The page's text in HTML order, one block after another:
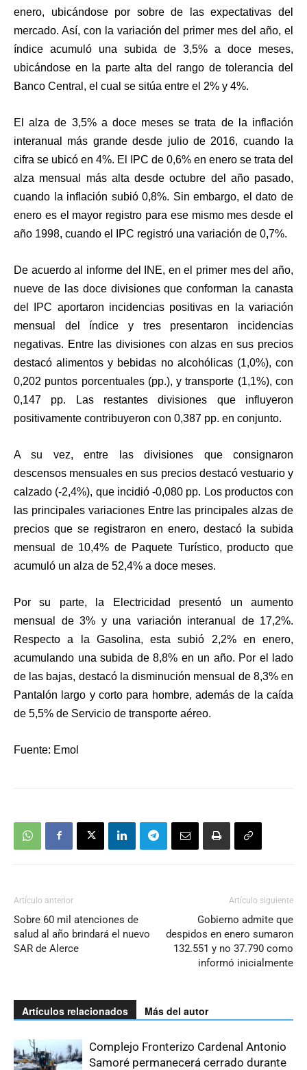
enero, ubicándose por sobre de las expectativas del
mercado. Así, con la variación del primer mes del año, el
índice acumuló una subida de 3,5% a doce meses,
ubicándose en la parte alta del rango de tolerancia del
Banco Central, el cual se sitúa entre el 2% y 4%.
El alza de 3,5% a doce meses se trata de la inflación
interanual más grande desde julio de 2016, cuando la
cifra se ubicó en 4%. El IPC de 0,6% en enero se trata del
alza mensual más alta desde octubre del año pasado,
cuando la inflación subió 0,8%. Sin embargo, el dato de
enero es el mayor registro para ese mismo mes desde el
año 1998, cuando el IPC registró una variación de 0,7%.
De acuerdo al informe del INE, en el primer mes del año,
nueve de las doce divisiones que conforman la canasta
del IPC aportaron incidencias positivas en la variación
mensual del índice y tres presentaron incidencias
negativas. Entre las divisiones con alzas en sus precios
destacó alimentos y bebidas no alcohólicas (1,0%), con
0,202 puntos porcentuales (pp.), y transporte (1,1%), con
0,147 pp. Las restantes divisiones que influyeron
positivamente contribuyeron con 0,387 pp. en conjunto.
A su vez, entre las divisiones que consignaron
descensos mensuales en sus precios destacó vestuario y
calzado (-2,4%), que incidió -0,080 pp. Los productos con
las principales variaciones Entre las principales alzas de
precios que se registraron en enero, destacó la subida
mensual de 10,4% de Paquete Turístico, producto que
acumuló un alza de 52,4% a doce meses.
Por su parte, la Electricidad presentó un aumento
mensual de 3% y una variación interanual de 17,2%.
Respecto a la Gasolina, esta subió 2,2% en enero,
acumulando una subida de 8,8% en un año. Por el lado
de las bajas, destacó la disminución mensual de 8,3% en
Pantalón largo y corto para hombre, además de la caída
de 5,5% de Servicio de transporte aéreo.
Fuente: Emol
Artículo anterior
Sobre 60 mil atenciones de
salud al año brindará el nuevo
SAR de Alerce
Artículo siguiente
Gobierno admite que
despidos en enero sumaron
132.551 y no 37.790 como
informó inicialmente
Artículos relacionados Más del autor
Complejo Fronterizo Cardenal Antonio
Samoré permanecerá cerrado durante